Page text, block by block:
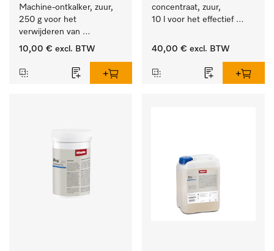
Machine-ontkalker, zuur,
250 g voor het
verwijderen van
hardnekkige kalkaanslag.
10,00 € excl. BTW
concentraat, zuur,
10 l voor het effectief
hardnekkige vlekken.
40,00 € excl. BTW